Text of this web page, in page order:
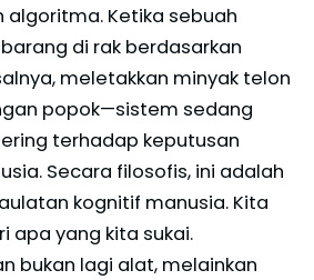
algoritma. Ketika sebuah
di rak berdasarkan
meletakkan minyak telon
popok—sistem sedang
terhadap keputusan
Secara filosofis, ini adalah
kognitif manusia. Kita
apa yang kita sukai.
bukan lagi alat, melainkan